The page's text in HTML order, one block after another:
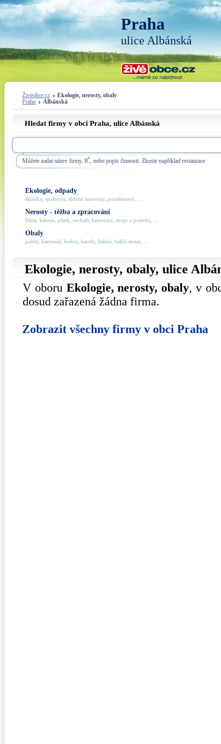
Praha
ulice Albánská
Živéobce.cz
Ekologie, nerosty, obaly
Praha
Albánská
Hledat firmy v obci Praha, ulice Albánská
Můžete zadat název firmy, IČ, nebo popis činnosti. Zkuste například restaurace
Ekologie, odpady
skládky, spalovny, sběrné suroviny, poradenství, ...
Nerosty - těžba a zpracování
hlína, kámen, písek, sochaři, kameníci, stroje a potřeby, ...
Obaly
palety, kartonáž, bedny, barely, balení, balící stroje, ...
Ekologie, nerosty, obaly, ulice
V oboru Ekologie, nerosty, obaly, v
dosud zařazená žádna firma.
Zobrazit všechny firmy v obci Praha